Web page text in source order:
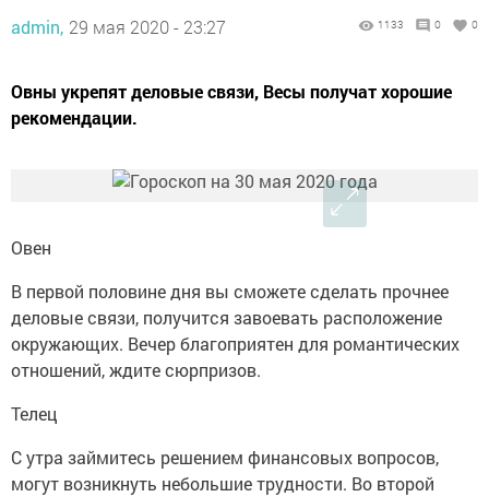
admin, 29 мая 2020 - 23:27 1133 0 0
Овны укрепят деловые связи, Весы получат хорошие
рекомендации.
Овен
В первой половине дня вы сможете сделать прочнее
деловые связи, получится завоевать расположение
окружающих. Вечер благоприятен для романтических
отношений, ждите сюрпризов.
Телец
С утра займитесь решением финансовых вопросов,
могут возникнуть небольшие трудности. Во второй